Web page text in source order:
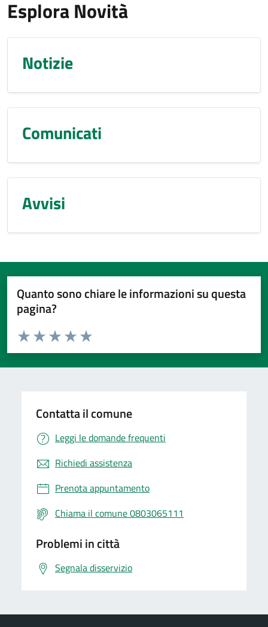
Esplora Novità
Notizie
Comunicati
Avvisi
Quanto sono chiare le informazioni su questa
pagina?
Valuta da 1 a 5 stelle la pagina
Valuta 5 stelle su 5
Valuta 4 stelle su 5
Valuta 3 stelle su 5
Valuta 2 stelle su 5
Valuta 1 stelle su 5
Contatta il comune
Leggi le domande frequenti
Richiedi assistenza
Prenota appuntamento
Chiama il comune 0803065111
Problemi in città
Segnala disservizio